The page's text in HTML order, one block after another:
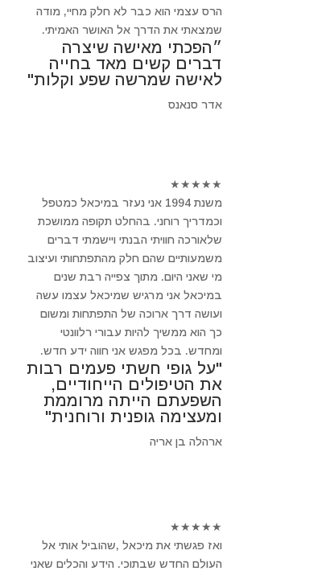
הרס עצמי הוא כבר לא חלק מחיי, מודה
שמצאתי את הדרך אל האושר האמיתי.
״הפכתי מאישה שיצרה
דברים קשים מאד בחייה
לאישה שמרשה שפע וקלות"
אדר סנאנס
★
★
★
★
★
משנת 1994 אני נעזר במיכאל כמטפל
וכמדריך רוחני. בהחלט תקופה ממושכת
שלאורכה חוויתי הבנתי ויישמתי דברים
משמעותיים שהם חלק מהתפתחותי ועיצוב
מי שאני היום. מתוך צפייה רבת שנים
במיכאל אני מרגיש שמיכאל עצמו עשה
ועושה דרך ארוכה של התפתחות ומשום
כך הוא ממשיך להיות עבורי רלוונטי
ומחדש. בכל מפגש אני חווה ידע חדש.
"על גופי חשתי פעמים רבות
את הטיפולים הייחודיים,
השפעתם הייתה מרוממת
ומעצימה גופנית ורוחנית"
ארהלה בן אריה
★
★
★
★
★
ואז פגשתי את מיכאל ,שהוביל אותי אל
העולם החדש שבתוכי. הידע והכלים שאני